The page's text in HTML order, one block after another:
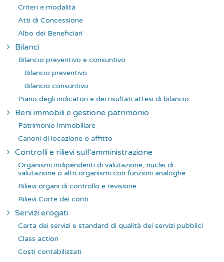
Criteri e modalità
Atti di Concessione
Albo dei Beneficiari
Bilanci
Bilancio preventivo e consuntivo
Bilancio preventivo
Bilancio consuntivo
Piano degli indicatori e dei risultati attesi di bilancio
Beni immobili e gestione patrimonio
Patrimonio immobiliare
Canoni di locazione o affitto
Controlli e rilievi sull’amministrazione
Organismi indipendenti di valutazione, nuclei di
valutazione o altri organismi con funzioni analoghe
Rilievi organi di controllo e revisione
Rilievi Corte dei conti
Servizi erogati
Carta dei servizi e standard di qualità dei servizi pubblici
Class action
Costi contabilizzati